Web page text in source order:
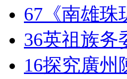
67 《南雄
36英祖族务
16探究廣州